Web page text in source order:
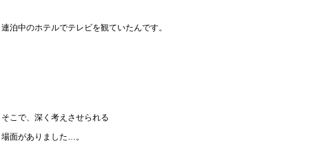
連泊中のホテルでテレビを観ていたんです。
そこで、深く考えさせられる
場面がありました…。